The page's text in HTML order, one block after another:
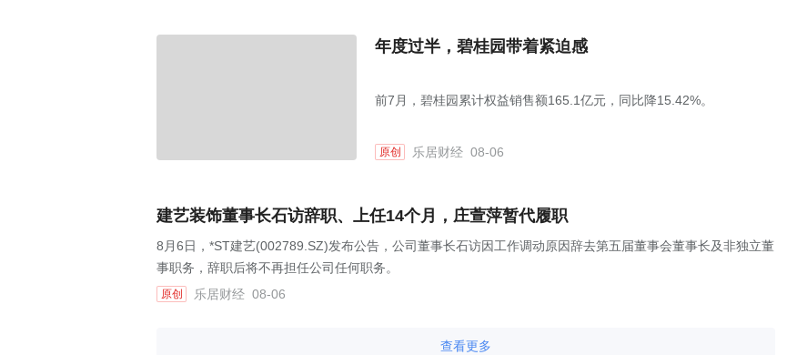
年度过半，碧桂园带着紧迫感
前7月，碧桂园累计权益销售额165.1亿元，同比降15.42%。
原创 乐居财经 08-06
建艺装饰董事长石访辞职、上任14个月，庄萱萍暂代履职
8月6日，*ST建艺(002789.SZ)发布公告，公司董事长石访因工作调动原因辞去第五届董事会董事长及非独立董
事职务，辞职后将不再担任公司任何职务。
原创 乐居财经 08-06
查看更多